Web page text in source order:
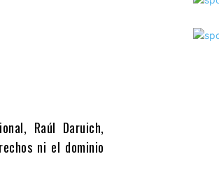
Raúl Daruich,
ni el dominio